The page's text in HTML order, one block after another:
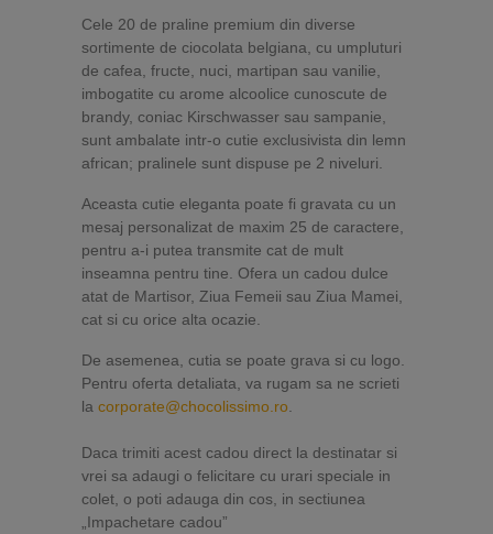
Cele 20 de praline premium din diverse
sortimente de ciocolata belgiana, cu umpluturi
de cafea, fructe, nuci, martipan sau vanilie,
imbogatite cu arome alcoolice cunoscute de
brandy, coniac Kirschwasser sau sampanie,
sunt ambalate intr-o cutie exclusivista din lemn
african; pralinele sunt dispuse pe 2 niveluri.
Aceasta cutie eleganta poate fi gravata cu un
mesaj personalizat de maxim 25 de caractere,
pentru a-i putea transmite cat de mult
inseamna pentru tine. Ofera un cadou dulce
atat de Martisor, Ziua Femeii sau Ziua Mamei,
cat si cu orice alta ocazie.
De asemenea, cutia se poate grava si cu logo.
Pentru oferta detaliata, va rugam sa ne scrieti
la corporate@chocolissimo.ro
Daca trimiti acest cadou direct la destinatar si
vrei sa adaugi o felicitare cu urari speciale in
colet, o poti adauga din cos, in sectiunea
„Impachetare cadou”